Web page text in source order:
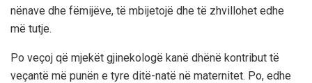
nënave dhe fëmijëve, të mbijetojë dhe të zhvillohet edhe
më tutje.
Po veçoj që mjekët gjinekologë kanë dhënë kontribut të
veçantë më punën e tyre ditë-natë në maternitet. Po, edhe